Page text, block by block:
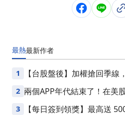
最熱最新作者
1 【台股盤後】加權搶回季
2 兩個APP年代結束了！在美
益
3
【每日簽到領獎】最高送